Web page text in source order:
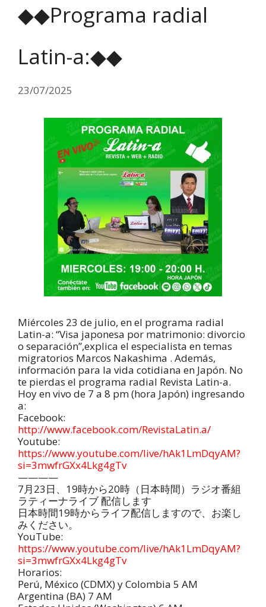
◆◆Programa radial
Latin-a:◆◆
23/07/2025
Miércoles 23 de julio, en el programa radial
Latin-a: “Visa japonesa por matrimonio: divorcio
o separación”,explica el especialista en temas
migratorios Marcos Nakashima . Además,
información para la vida cotidiana en Japón. No
te pierdas el programa radial Revista Latin-a.
Hoy en vivo de 7 a 8 pm (hora Japón) ingresando
a:
Facebook:
http://www.facebook.com/RevistaLatin.a/
Youtube:
https://www.youtube.com/live/hAk1LmDqyAM?
si=3mwfrGXx4Lkg4gTv
————
7月23日、19時から20時（日本時間）ラジオ番組
ラティーナライブ 配信します
日本時間19時からライフ配信しますので、お楽し
みください。
YouTube:
https://www.youtube.com/live/hAk1LmDqyAM?
si=3mwfrGXx4Lkg4gTv
Horarios:
Perú, México (CDMX) y Colombia 5 AM
Argentina (BA) 7 AM